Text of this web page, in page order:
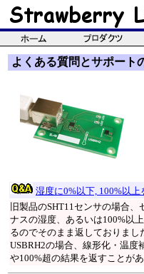
よくある質問とサポート
湿度に0%以下, 100%以
旧製品のSHT11センサの場合
ナスの湿度、あるいは100%以
るのでそのまま返しておりまし
USBRH2の場合、線形化・温度
や100%超の結果を返すことが